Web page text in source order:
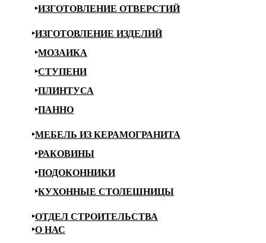
ИЗГОТОВЛЕНИЕ ОТВЕРСТИЙ
ИЗГОТОВЛЕНИЕ ИЗДЕЛИЙ
МОЗАИКА
СТУПЕНИ
ПЛИНТУСА
ПАННО
МЕБЕЛЬ ИЗ КЕРАМОГРАНИТА
РАКОВИНЫ
ПОДОКОННИКИ
КУХОННЫЕ СТОЛЕШНИЦЫ
ОТДЕЛ СТРОИТЕЛЬСТВА
О НАС